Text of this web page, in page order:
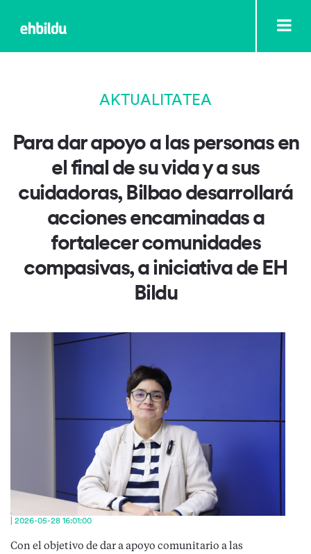
AKTUALITATEA
Para dar apoyo a las personas en
el final de su vida y a sus
cuidadoras, Bilbao desarrollará
acciones encaminadas a
fortalecer comunidades
compasivas, a iniciativa de EH
Bildu
| 2026-05-28 16:01:00
Con el objetivo de dar a apoyo comunitario a las